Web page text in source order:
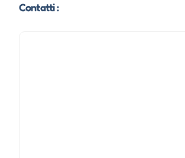
Contatti :